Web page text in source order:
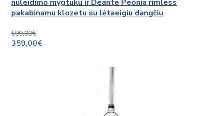
nuleidimo mygtuku ir Deante Peonia rimless
pakabinamu klozetu su lėtaeigiu dangčiu
599,00€
359,00€